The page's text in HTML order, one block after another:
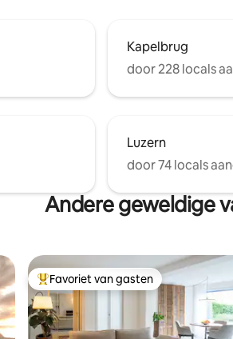
Kapelbrug
door 228 locals
Luzern
door 74 locals
Andere geweldige
Topfavoriet van gasten
Favoriet van gasten